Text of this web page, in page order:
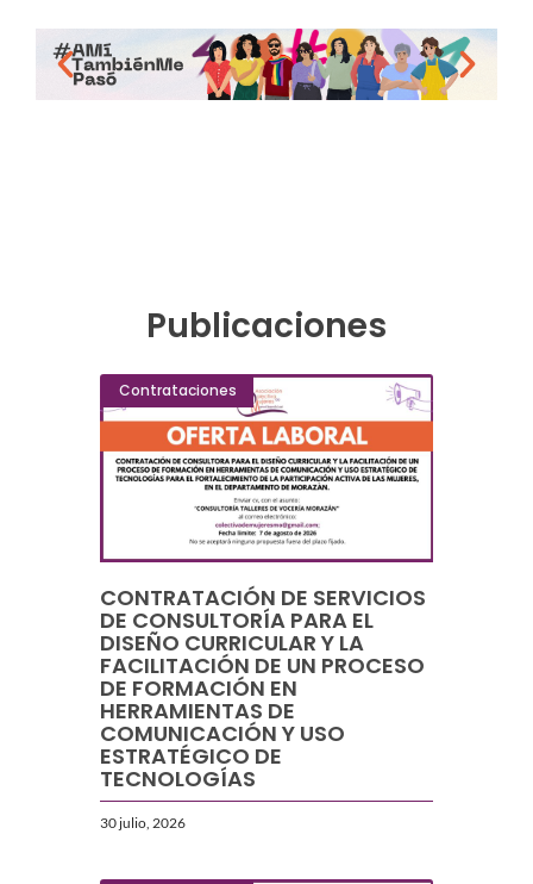
Publicaciones
Contrataciones
CONTRATACIÓN DE SERVICIOS
DE CONSULTORÍA PARA EL
DISEÑO CURRICULAR Y LA
FACILITACIÓN DE UN PROCESO
DE FORMACIÓN EN
HERRAMIENTAS DE
COMUNICACIÓN Y USO
ESTRATÉGICO DE
TECNOLOGÍAS
30 julio, 2026